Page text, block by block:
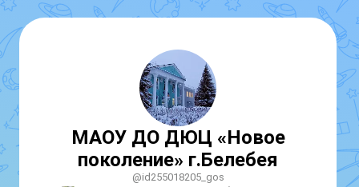
МАОУ ДО ДЮЦ «Новое
поколение» г.Белебея
@id255018205_gos